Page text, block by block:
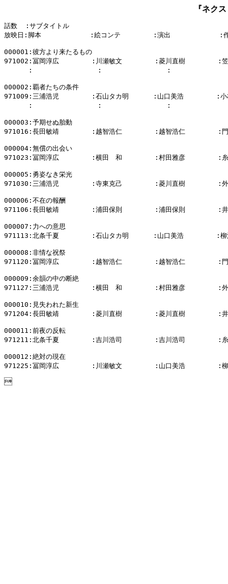
『ネク
話数  :サブタイトル
放映日:脚本            :絵コンテ        :演出            :作
000001:彼方より来たるもの
971002:冨岡淳広        :川瀬敏文        :菱川直樹        :笠
:                :                :
000002:覇者たちの条件
971009:三浦浩児        :石山タカ明      :山口美浩        :小
:                :                :
000003:予期せぬ胎動
971016:長田敏靖        :越智浩仁        :越智浩仁        :門
000004:無償の出会い
971023:冨岡淳広        :横田　和        :村田雅彦        :糸
000005:勇姿なき栄光
971030:三浦浩児        :寺東克己        :菱川直樹        :外
000006:不在の報酬
971106:長田敏靖        :浦田保則        :浦田保則        :井
000007:力への意思
971113:北条千夏        :石山タカ明      :山口美浩        :柳
000008:非情な祝祭
971120:冨岡淳広        :越智浩仁        :越智浩仁        :門
000009:余韻の中の断絶
971127:三浦浩児        :横田　和        :村田雅彦        :外
000010:見失われた新生
971204:長田敏靖        :菱川直樹        :菱川直樹        :井
000011:前夜の反転
971211:北条千夏        :吉川浩司        :吉川浩司        :糸
000012:絶対の現在
